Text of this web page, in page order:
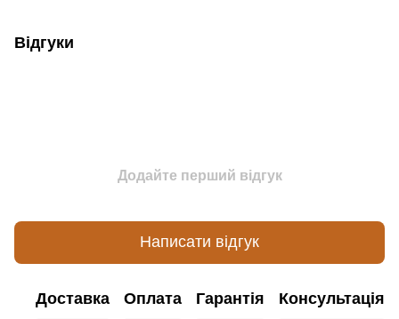
Відгуки
Додайте перший відгук
Написати відгук
Доставка Оплата Гарантія Консультація